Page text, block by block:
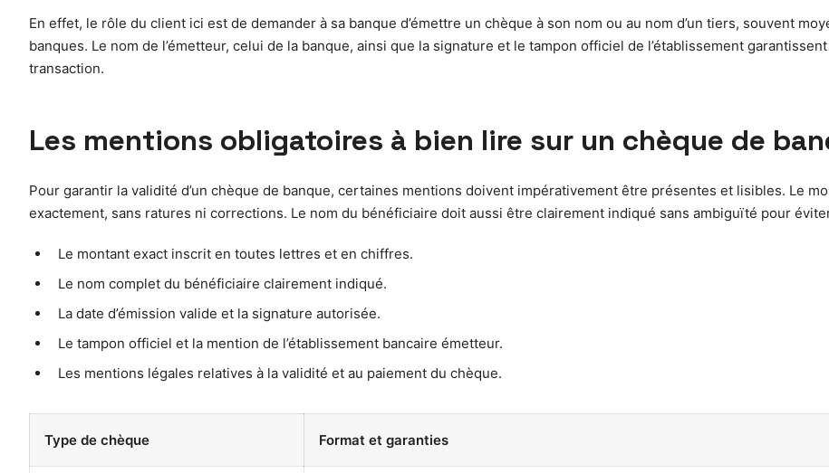
En effet, le rôle du client ici est de demander à sa banque d’émettre un chèque à son nom ou au nom d’un tiers, souvent
banques. Le nom de l’émetteur, celui de la banque, ainsi que la signature et le tampon officiel de l’établissement
transaction.
Les mentions obligatoires à bien lire sur un chèque de
Pour garantir la validité d’un chèque de banque, certaines mentions doivent impérativement être présentes et lisibles. Le
exactement, sans ratures ni corrections. Le nom du bénéficiaire doit aussi être clairement indiqué sans ambiguïté pour
Le montant exact inscrit en toutes lettres et en chiffres.
Le nom complet du bénéficiaire clairement indiqué.
La date d’émission valide et la signature autorisée.
Le tampon officiel et la mention de l’établissement bancaire émetteur.
Les mentions légales relatives à la validité et au paiement du chèque.
Type de chèque Format et garanties